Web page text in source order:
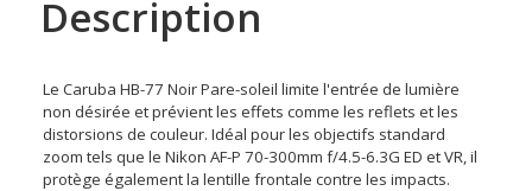
Description
Le Caruba HB-77 Noir Pare-soleil limite l'entrée de lumière
non désirée et prévient les effets comme les reflets et les
distorsions de couleur. Idéal pour les objectifs standard
zoom tels que le Nikon AF-P 70-300mm f/4.5-6.3G ED et VR, il
protège également la lentille frontale contre les impacts.